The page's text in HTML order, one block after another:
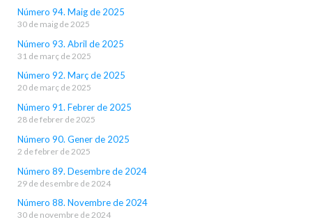
Número 94. Maig de 2025
30 de maig de 2025
Número 93. Abril de 2025
31 de març de 2025
Número 92. Març de 2025
20 de març de 2025
Número 91. Febrer de 2025
28 de febrer de 2025
Número 90. Gener de 2025
2 de febrer de 2025
Número 89. Desembre de 2024
29 de desembre de 2024
Número 88. Novembre de 2024
30 de novembre de 2024